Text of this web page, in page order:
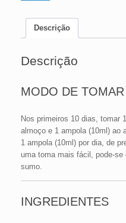
Descrição
Descrição
MODO DE TOMAR
Nos primeiros 10 dias, tomar
almoço e 1 ampola (10ml) ao
1 ampola (10ml) por dia, de
uma toma mais fácil, pode-
sumo.
INGREDIENTES